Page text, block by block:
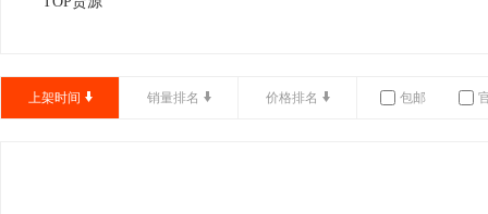
上架时间 销量排名 价格排名 包邮